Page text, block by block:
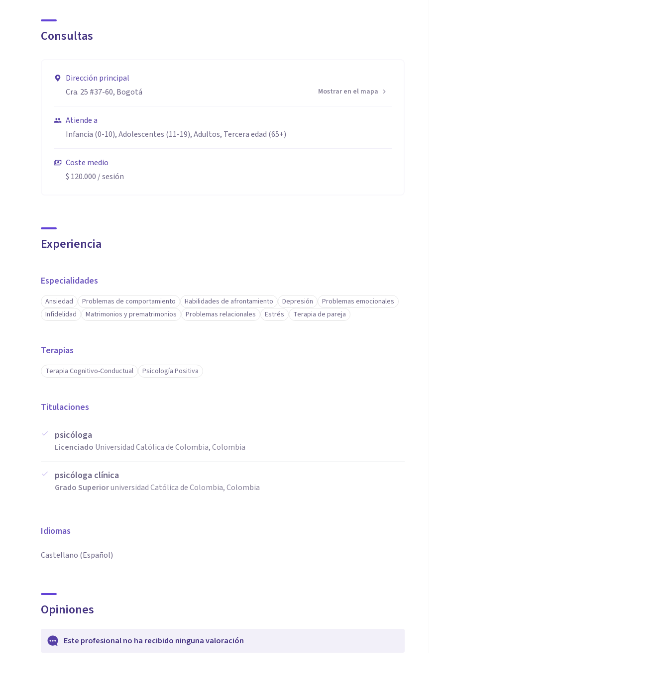
Escucha activa
Empatia emocional y cognitiva
Consultas
Dirección principal
Cra. 25 #37-60, Bogotá
Mostrar en el mapa
Atiende a
Infancia (0-10), Adolescentes (11-19), Adultos, Tercera edad (65+)
Coste medio
$ 120.000 / sesión
Experiencia
Especialidades
Ansiedad Problemas de comportamiento Habilidades de afrontamiento Depresión
Problemas emocionales
Infidelidad
Matrimonios y prematrimonios Problemas relacionales Estrés Terapia de pareja
Terapias
Terapia Cognitivo-Conductual Psicología Positiva
Titulaciones
psicóloga
Licenciado Universidad Católica de Colombia, Colombia
psicóloga clínica
Grado Superioruniversidad Católica de Colombia, Colombia
Idiomas
Castellano (Español)
Opiniones
Este profesional no ha recibido ninguna valoración